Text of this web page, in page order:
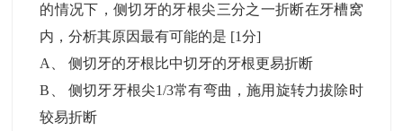
的情况下，侧切牙的牙根尖三分之一折断在牙槽窝
内，分析其原因最有可能的是 [1分]
A
、侧切牙的牙根比中切牙的牙根更易折断
B
侧切牙牙根尖1/3常有弯曲，施用旋转力拔除时
较易折断